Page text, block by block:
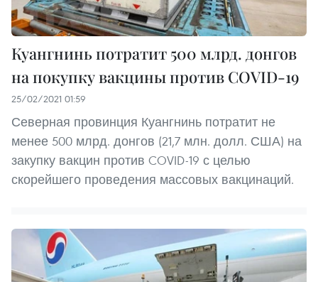
Куангнинь потратит 500 млрд. донгов
на покупку вакцины против COVID-19
25/02/2021 01:59
Северная провинция Куангнинь потратит не
менее 500 млрд. донгов (21,7 млн. долл. США) на
закупку вакцин против COVID-19 с целью
скорейшего проведения массовых вакцинаций.